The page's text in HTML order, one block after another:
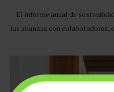
El informe anual de
las alianzas con colaboradores,